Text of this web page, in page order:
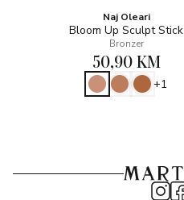
Naj Oleari
Bloom Up Sculpt Stick
Bronzer
50,90 KM
+1